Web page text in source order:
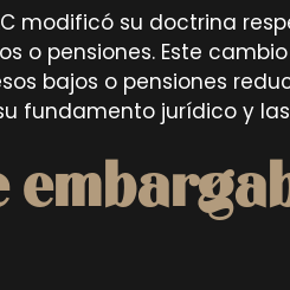
modificó su doctrina
o pensiones. Este
bajos o pensiones
fundamento jurídico y